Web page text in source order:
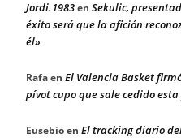
Jordi.1983en Sekulic,
éxito será que la afición
él»
Rafaen El Valencia Basket
pívot cupo que sale cedido
Eusebioen El tracking diario